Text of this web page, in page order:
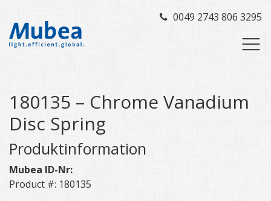
0049 2743 806 3295
180135 – Chrome Vanadium
Disc Spring
Produktinformation
Mubea ID-Nr:
Product #: 180135